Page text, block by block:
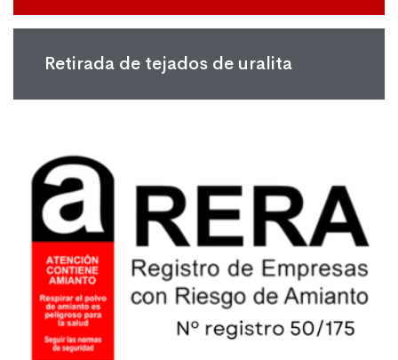
Retirada de tejados de uralita